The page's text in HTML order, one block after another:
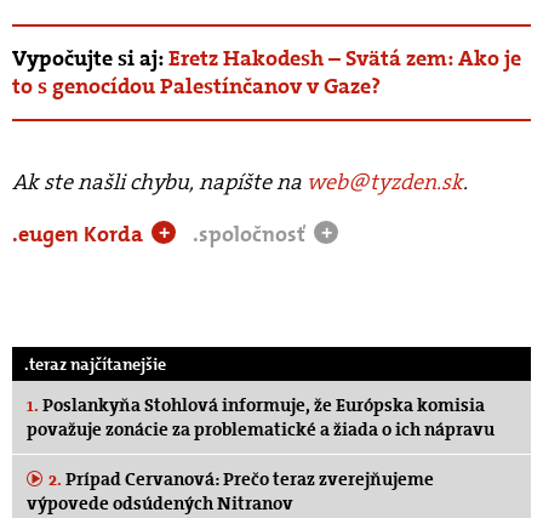
Vypočujte si aj:Eretz Hakodesh – Svätá zem: Ako je
to s genocídou Palestínčanov v Gaze?
Ak ste našli chybu, napíšte na web@tyzden.sk.
.eugen Korda
+ .spoločnosť +
.teraz najčítanejšie
1. Poslankyňa Stohlová informuje, že Európska komisia
považuje zonácie za problematické a žiada o ich nápravu
2. Prípad Cervanová: Prečo teraz zverejňujeme
výpovede odsúdených Nitranov